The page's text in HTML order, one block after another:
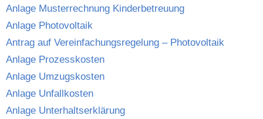
Anlage Musterrechnung Kinderbetreuung
Anlage Photovoltaik
Antrag auf Vereinfachungsregelung – Photovoltaik
Anlage Prozesskosten
Anlage Umzugskosten
Anlage Unfallkosten
Anlage Unterhaltserklärung